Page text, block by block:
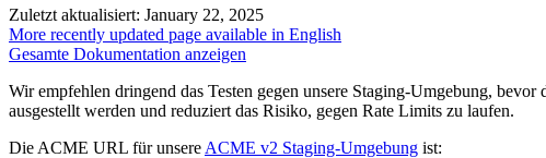
Zuletzt aktualisiert: January 22, 2025
More recently updated page available in English
Gesamte Dokumentation anzeigen
Wir empfehlen dringend das Testen gegen unsere Staging-Umgebung,
ausgestellt werden und reduziert das Risiko, gegen Rate Limits zu laufen.
Die ACME URL für unsere ACME v2 Staging-Umgebung ist: